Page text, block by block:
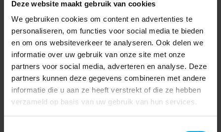
Deze website maakt gebruik van cookies
We gebruiken cookies om content en advertenties te
personaliseren, om functies voor social media te bieden
en om ons websiteverkeer te analyseren. Ook delen we
informatie over uw gebruik van onze site met onze
partners voor social media, adverteren en analyse. Deze
partners kunnen deze gegevens combineren met andere
informatie die u aan ze heeft verstrekt of die ze hebben
verzameld op basis van uw gebruik van hun services.
stellen welke wet- en regelgeving, financiële verplichtingen
en faciliteiten van toepassing zijn.
Wat zijn de gevolgen van een onjuiste SBI
code?
Risico op afwijzing van schadeclaims
Verzekeraars gebruiken de code voor risicobeoordeling
en premiehoogte. Bij een verkeerde SBI code kan een
schadeclaim worden afgewezen.